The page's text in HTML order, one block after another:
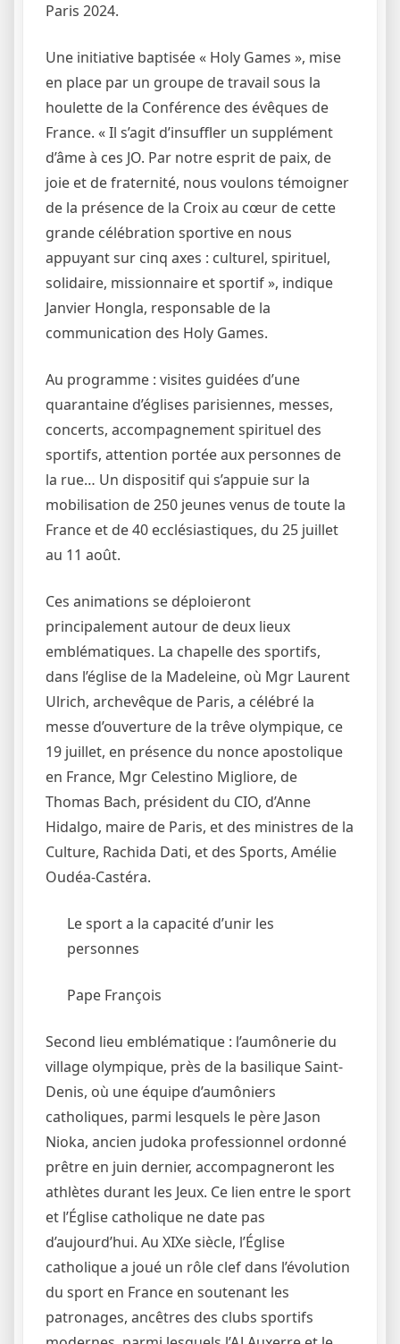
Paris 2024.
Une initiative baptisée « Holy Games », mise
en place par un groupe de travail sous la
houlette de la Conférence des évêques de
France. « Il s’agit d’insuffler un supplément
d’âme à ces JO. Par notre esprit de paix, de
joie et de fraternité, nous voulons témoigner
de la présence de la Croix au cœur de cette
grande célébration sportive en nous
appuyant sur cinq axes : culturel, spirituel,
solidaire, missionnaire et sportif », indique
Janvier Hongla, responsable de la
communication des Holy Games.
Au programme : visites guidées d’une
quarantaine d’églises parisiennes, messes,
concerts, accompagnement spirituel des
sportifs, attention portée aux personnes de
la rue… Un dispositif qui s’appuie sur la
mobilisation de 250 jeunes venus de toute la
France et de 40 ecclésiastiques, du 25 juillet
au 11 août.
Ces animations se déploieront
principalement autour de deux lieux
emblématiques. La chapelle des sportifs,
dans l’église de la Madeleine, où Mgr Laurent
Ulrich, archevêque de Paris, a célébré la
messe d’ouverture de la trêve olympique, ce
19 juillet, en présence du nonce apostolique
en France, Mgr Celestino Migliore, de
Thomas Bach, président du CIO, d’Anne
Hidalgo, maire de Paris, et des ministres de la
Culture, Rachida Dati, et des Sports, Amélie
Oudéa-Castéra.
Le sport a la capacité d’unir les
personnes
Pape François
Second lieu emblématique : l’aumônerie du
village olympique, près de la basilique Saint-
Denis, où une équipe d’aumôniers
catholiques, parmi lesquels le père Jason
Nioka, ancien judoka professionnel ordonné
prêtre en juin dernier, accompagneront les
athlètes durant les Jeux. Ce lien entre le sport
et l’Église catholique ne date pas
d’aujourd’hui. Au XIXe siècle, l’Église
catholique a joué un rôle clef dans l’évolution
du sport en France en soutenant les
patronages, ancêtres des clubs sportifs